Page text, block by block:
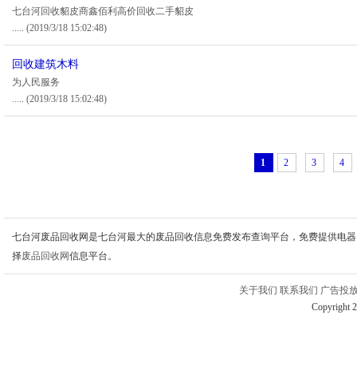
七台河回收貂皮商鑫佰利高价回收二手貂皮
..... (2019/3/18 15:02:48)
回收建筑木料
为人民服务
..... (2019/3/18 15:02:48)
1 2 3 4
七台河废品回收网是七台河最大的废品回收信息免费发布查询平台，免费提供电
择废品回收网信息平台。
关于我们 联系我们 广告投
Copyright